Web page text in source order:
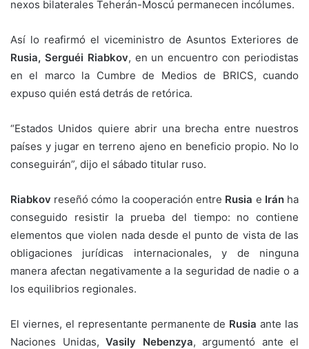
nexos bilaterales Teherán-Moscú permanecen incólumes.
Así lo reafirmó el viceministro de Asuntos Exteriores de
Rusia, Serguéi Riabkov, en un encuentro con periodistas
en el marco la Cumbre de Medios de BRICS, cuando
expuso quién está detrás de retórica.
“Estados Unidos quiere abrir una brecha entre nuestros
países y jugar en terreno ajeno en beneficio propio. No lo
conseguirán”, dijo el sábado titular ruso.
Riabkov reseñó cómo la cooperación entre Rusia e Iránha
conseguido resistir la prueba del tiempo: no contiene
elementos que violen nada desde el punto de vista de las
obligaciones jurídicas internacionales, y de ninguna
manera afectan negativamente a la seguridad de nadie o a
los equilibrios regionales.
El viernes, el representante permanente de Rusia ante las
Naciones Unidas, Vasily Nebenzya, argumentó ante el